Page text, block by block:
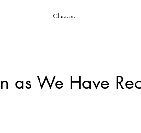
Classes
as We Have